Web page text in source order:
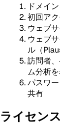
ドメイ
初回ア
ウェブ
ウェブ
ル（
訪問者
ム分析
パスワ
共有
ライセンス